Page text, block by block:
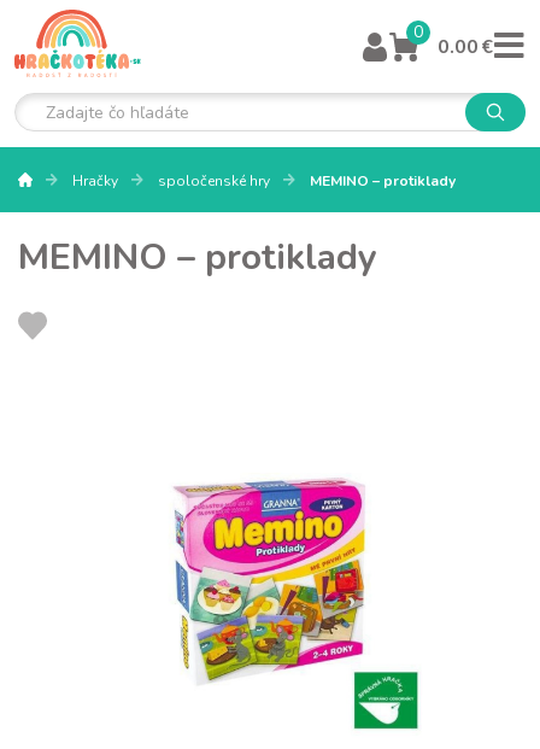
0
0.00 €
Hračky spoločenské hry MEMINO – protiklady
MEMINO – protiklady